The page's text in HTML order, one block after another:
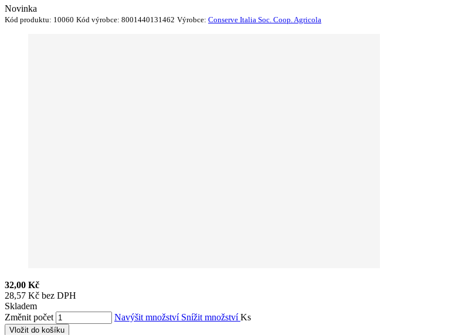
Novinka
Kód produktu: 10060 Kód výrobce: 8001440131462 Výrobce: Conserve Italia Soc. Coop. Agricola
32,00 Kč
28,57 Kč bez DPH
Skladem
Změnit počet
Navýšit množství Snížit množstvíKs
Vložit do košíku